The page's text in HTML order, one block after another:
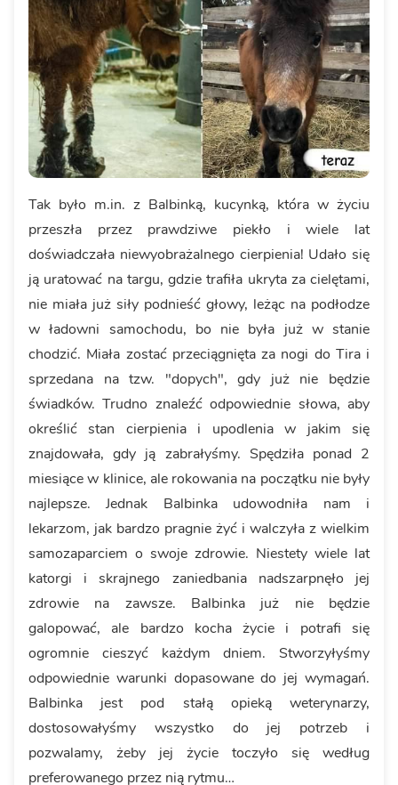
Tak było m.in. z Balbinką, kucynką, która w życiu
przeszła przez prawdziwe piekło i wiele lat
doświadczała niewyobrażalnego cierpienia! Udało się
ją uratować na targu, gdzie trafiła ukryta za cielętami,
nie miała już siły podnieść głowy, leżąc na podłodze
w ładowni samochodu, bo nie była już w stanie
chodzić. Miała zostać przeciągnięta za nogi do Tira i
sprzedana na tzw. "dopych", gdy już nie będzie
świadków. Trudno znaleźć odpowiednie słowa, aby
określić stan cierpienia i upodlenia w jakim się
znajdowała, gdy ją zabrałyśmy. Spędziła ponad 2
miesiące w klinice, ale rokowania na początku nie były
najlepsze. Jednak Balbinka udowodniła nam i
lekarzom, jak bardzo pragnie żyć i walczyła z wielkim
samozaparciem o swoje zdrowie. Niestety wiele lat
katorgi i skrajnego zaniedbania nadszarpnęło jej
zdrowie na zawsze. Balbinka już nie będzie
galopować, ale bardzo kocha życie i potrafi się
ogromnie cieszyć każdym dniem. Stworzyłyśmy
odpowiednie warunki dopasowane do jej wymagań.
Balbinka jest pod stałą opieką weterynarzy,
dostosowałyśmy wszystko do jej potrzeb i
pozwalamy, żeby jej życie toczyło się według
preferowanego przez nią rytmu…